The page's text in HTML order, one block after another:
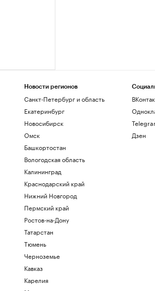
Новости регионов
Санкт-Петербург и область
Екатеринбург
Новосибирск
Омск
Башкортостан
Вологодская область
Калининград
Краснодарский край
Нижний Новгород
Пермский край
Ростов-на-Дону
Татарстан
Тюмень
Черноземье
Кавказ
Карелия
Дзен